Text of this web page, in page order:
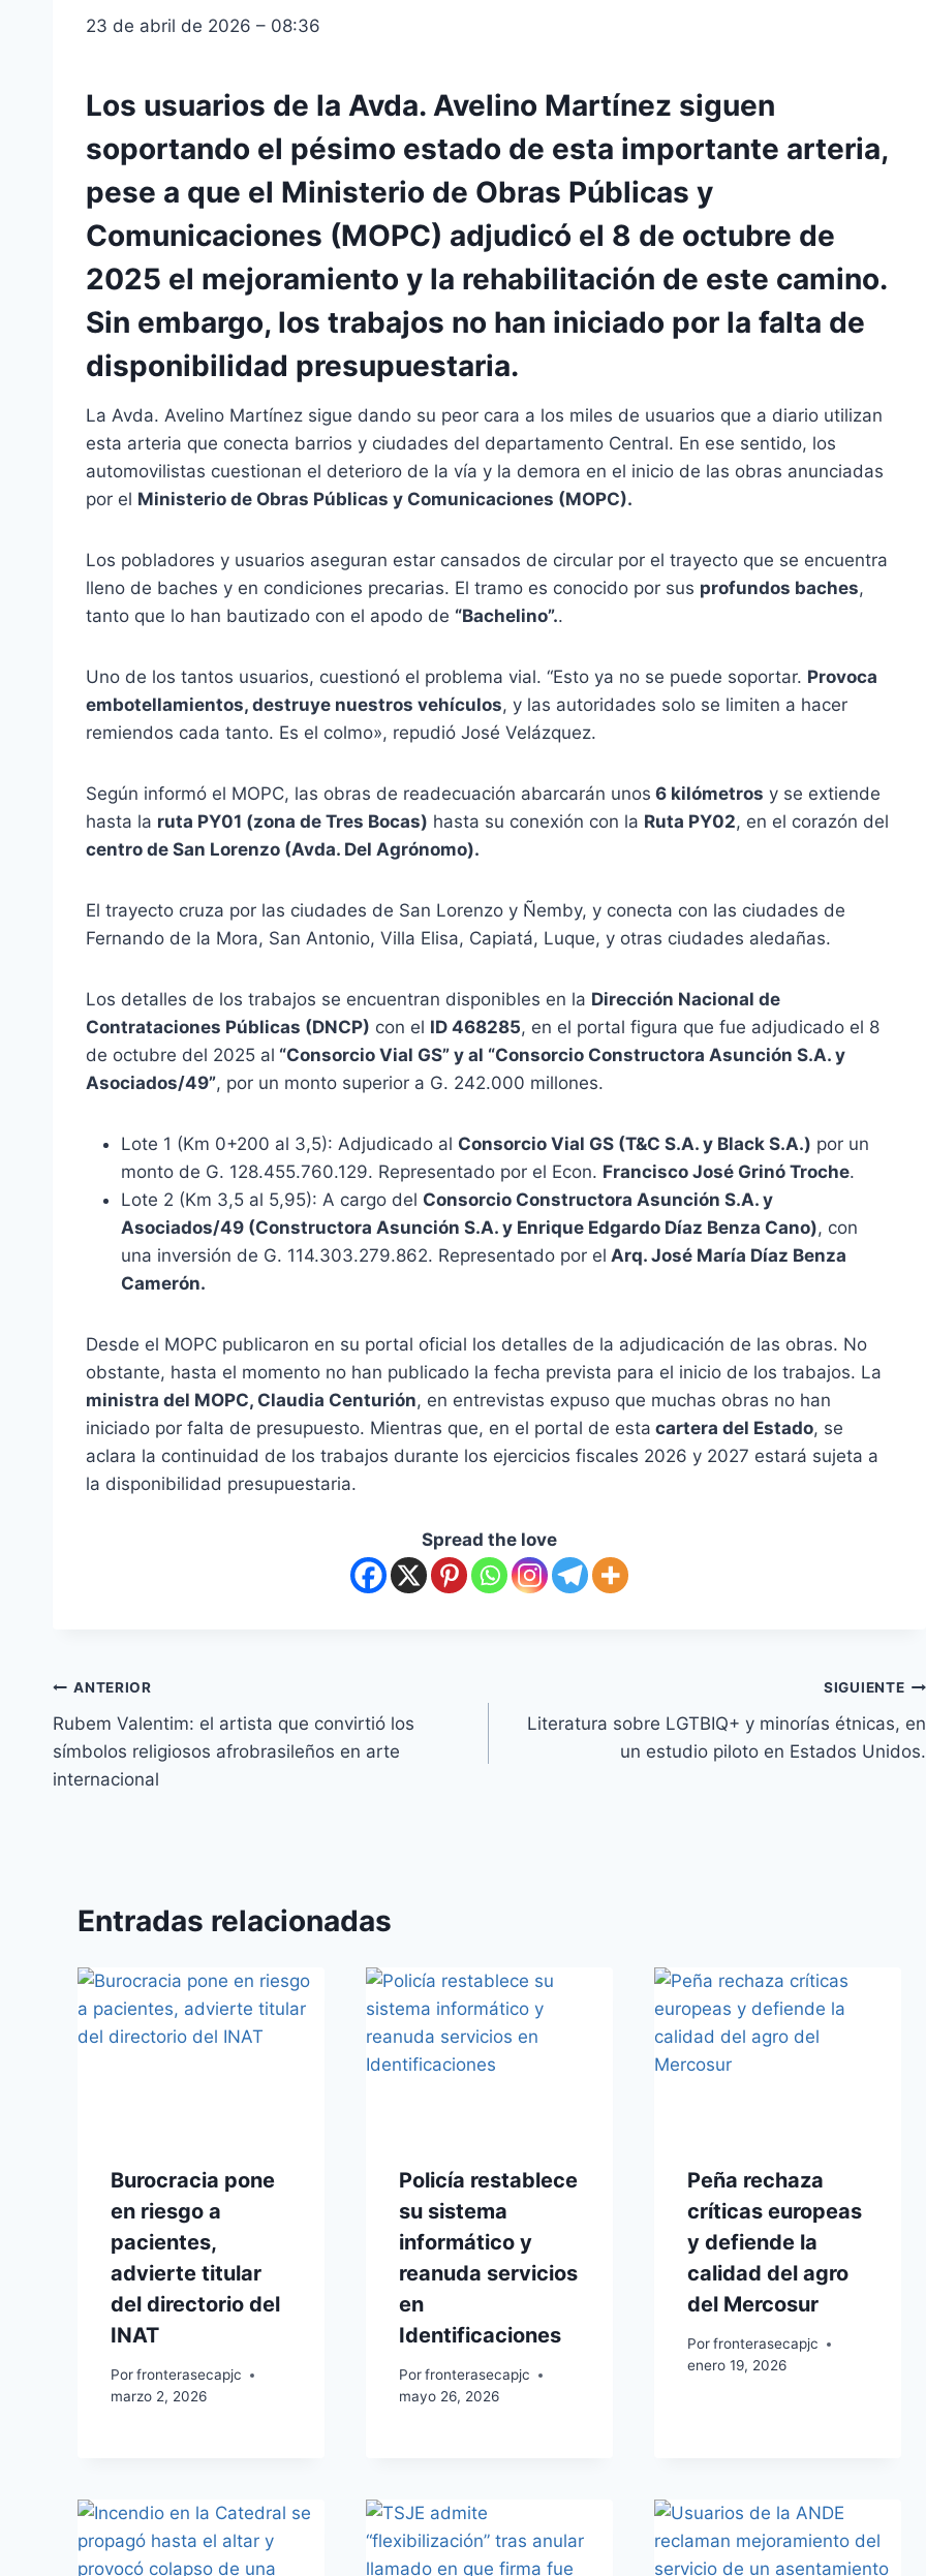
23 de abril de 2026 – 08:36
Los usuarios de la Avda. Avelino Martínez siguen
soportando el pésimo estado de esta importante arteria,
pese a que el Ministerio de Obras Públicas y
Comunicaciones (MOPC) adjudicó el 8 de octubre de
2025 el mejoramiento y la rehabilitación de este camino.
Sin embargo, los trabajos no han iniciado por la falta de
disponibilidad presupuestaria.
La Avda. Avelino Martínez sigue dando su peor cara a los miles de usuarios que a diario utilizan
esta arteria que conecta barrios y ciudades del departamento Central. En ese sentido, los
automovilistas cuestionan el deterioro de la vía y la demora en el inicio de las obras anunciadas
por el Ministerio de Obras Públicas y Comunicaciones (MOPC).
Los pobladores y usuarios aseguran estar cansados de circular por el trayecto que se encuentra
lleno de baches y en condiciones precarias. El tramo es conocido por sus profundos baches,
tanto que lo han bautizado con el apodo de “Bachelino”..
Uno de los tantos usuarios, cuestionó el problema vial. “Esto ya no se puede soportar. Provoca
embotellamientos, destruye nuestros vehículos, y las autoridades solo se limiten a hacer
remiendos cada tanto. Es el colmo», repudió José Velázquez.
Según informó el MOPC, las obras de readecuación abarcarán unos 6 kilómetros y se extiende
hasta la ruta PY01 (zona de Tres Bocas) hasta su conexión con la Ruta PY02, en el corazón del
centro de San Lorenzo (Avda. Del Agrónomo).
El trayecto cruza por las ciudades de San Lorenzo y Ñemby, y conecta con las ciudades de
Fernando de la Mora, San Antonio, Villa Elisa, Capiatá, Luque, y otras ciudades aledañas.
Los detalles de los trabajos se encuentran disponibles en la Dirección Nacional de
Contrataciones Públicas (DNCP) con el ID 468285, en el portal figura que fue adjudicado el 8
de octubre del 2025 al “Consorcio Vial GS” y al “Consorcio Constructora Asunción S.A. y
Asociados/49”, por un monto superior a G. 242.000 millones.
Lote 1 (Km 0+200 al 3,5): Adjudicado al Consorcio Vial GS (T&C S.A. y Black S.A.) por un
monto de G. 128.455.760.129. Representado por el Econ. Francisco José Grinó Troche.
Lote 2 (Km 3,5 al 5,95): A cargo del Consorcio Constructora Asunción S.A. y
Asociados/49 (Constructora Asunción S.A. y Enrique Edgardo Díaz Benza Cano), con
una inversión de G. 114.303.279.862. Representado por el Arq. José María Díaz Benza
Camerón.
Desde el MOPC publicaron en su portal oficial los detalles de la adjudicación de las obras. No
obstante, hasta el momento no han publicado la fecha prevista para el inicio de los trabajos. La
ministra del MOPC, Claudia Centurión, en entrevistas expuso que muchas obras no han
iniciado por falta de presupuesto. Mientras que, en el portal de esta cartera del Estado, se
aclara la continuidad de los trabajos durante los ejercicios fiscales 2026 y 2027 estará sujeta a
la disponibilidad presupuestaria.
Spread the love
ANTERIOR
Rubem Valentim: el artista que convirtió los
símbolos religiosos afrobrasileños en arte
internacional
SIGUIENTE
Literatura sobre LGTBIQ+ y minorías étnicas, en
un estudio piloto en Estados Unidos.
Entradas relacionadas
Burocracia pone
en riesgo a
pacientes,
advierte titular
del directorio del
INAT
Porfronterasecapjc
marzo 2, 2026
Policía restablece
su sistema
informático y
reanuda servicios
en
Identificaciones
Porfronterasecapjc
mayo 26, 2026
Peña rechaza
críticas europeas
y defiende la
calidad del agro
del Mercosur
Por fronterasecapjc
enero 19, 2026